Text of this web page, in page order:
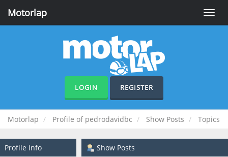
Toggle
Motorlap
LOGIN REGISTER
Motorlap Profile of pedrodavidbc Show Posts Topics
Profile Info Show Posts